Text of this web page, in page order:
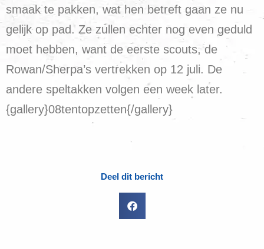
smaak te pakken, wat hen betreft gaan ze nu
gelijk op pad. Ze zullen echter nog even geduld
moet hebben, want de eerste scouts, de
Rowan/Sherpa’s vertrekken op 12 juli. De
andere speltakken volgen een week later.
{gallery}08tentopzetten{/gallery}
Deel dit bericht